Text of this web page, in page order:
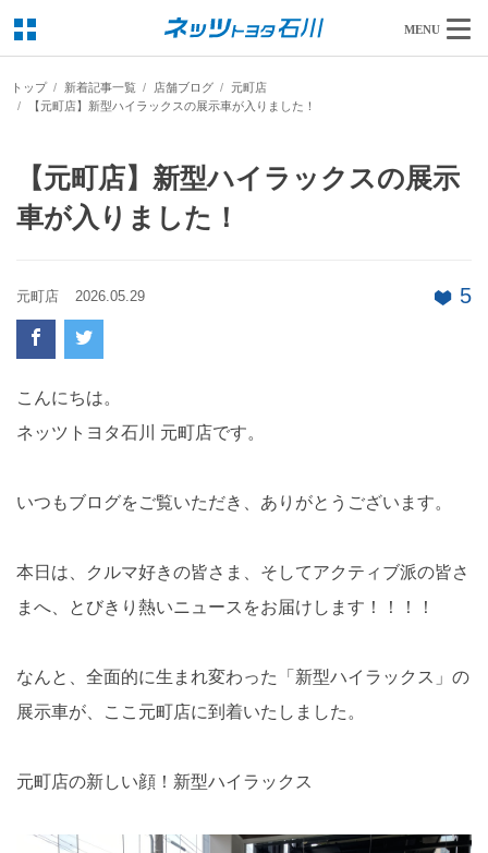
MENU
トップ 新着記事一覧 店舗ブログ
元町店
【元町店】新型ハイラックスの展示車が入りました！
【元町店】新型ハイラックスの展示
車が入りました！
元町店 2026.05.29 5
こんにちは。
ネッツトヨタ石川 元町店です。
いつもブログをご覧いただき、ありがとうございます。
本日は、クルマ好きの皆さま、そしてアクティブ派の皆さ
まへ、とびきり熱いニュースをお届けします！！！！
なんと、全面的に生まれ変わった「新型ハイラックス」の
展示車が、ここ元町店に到着いたしました。
元町店の新しい顔！新型ハイラックス